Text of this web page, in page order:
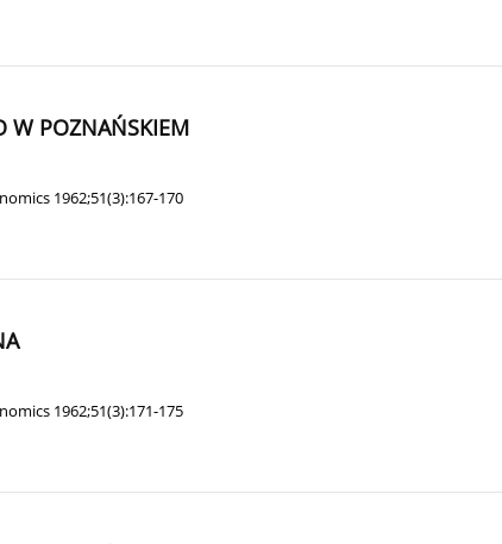
W POZNAŃSKIEM
1962;51(3):167-170
1962;51(3):171-175